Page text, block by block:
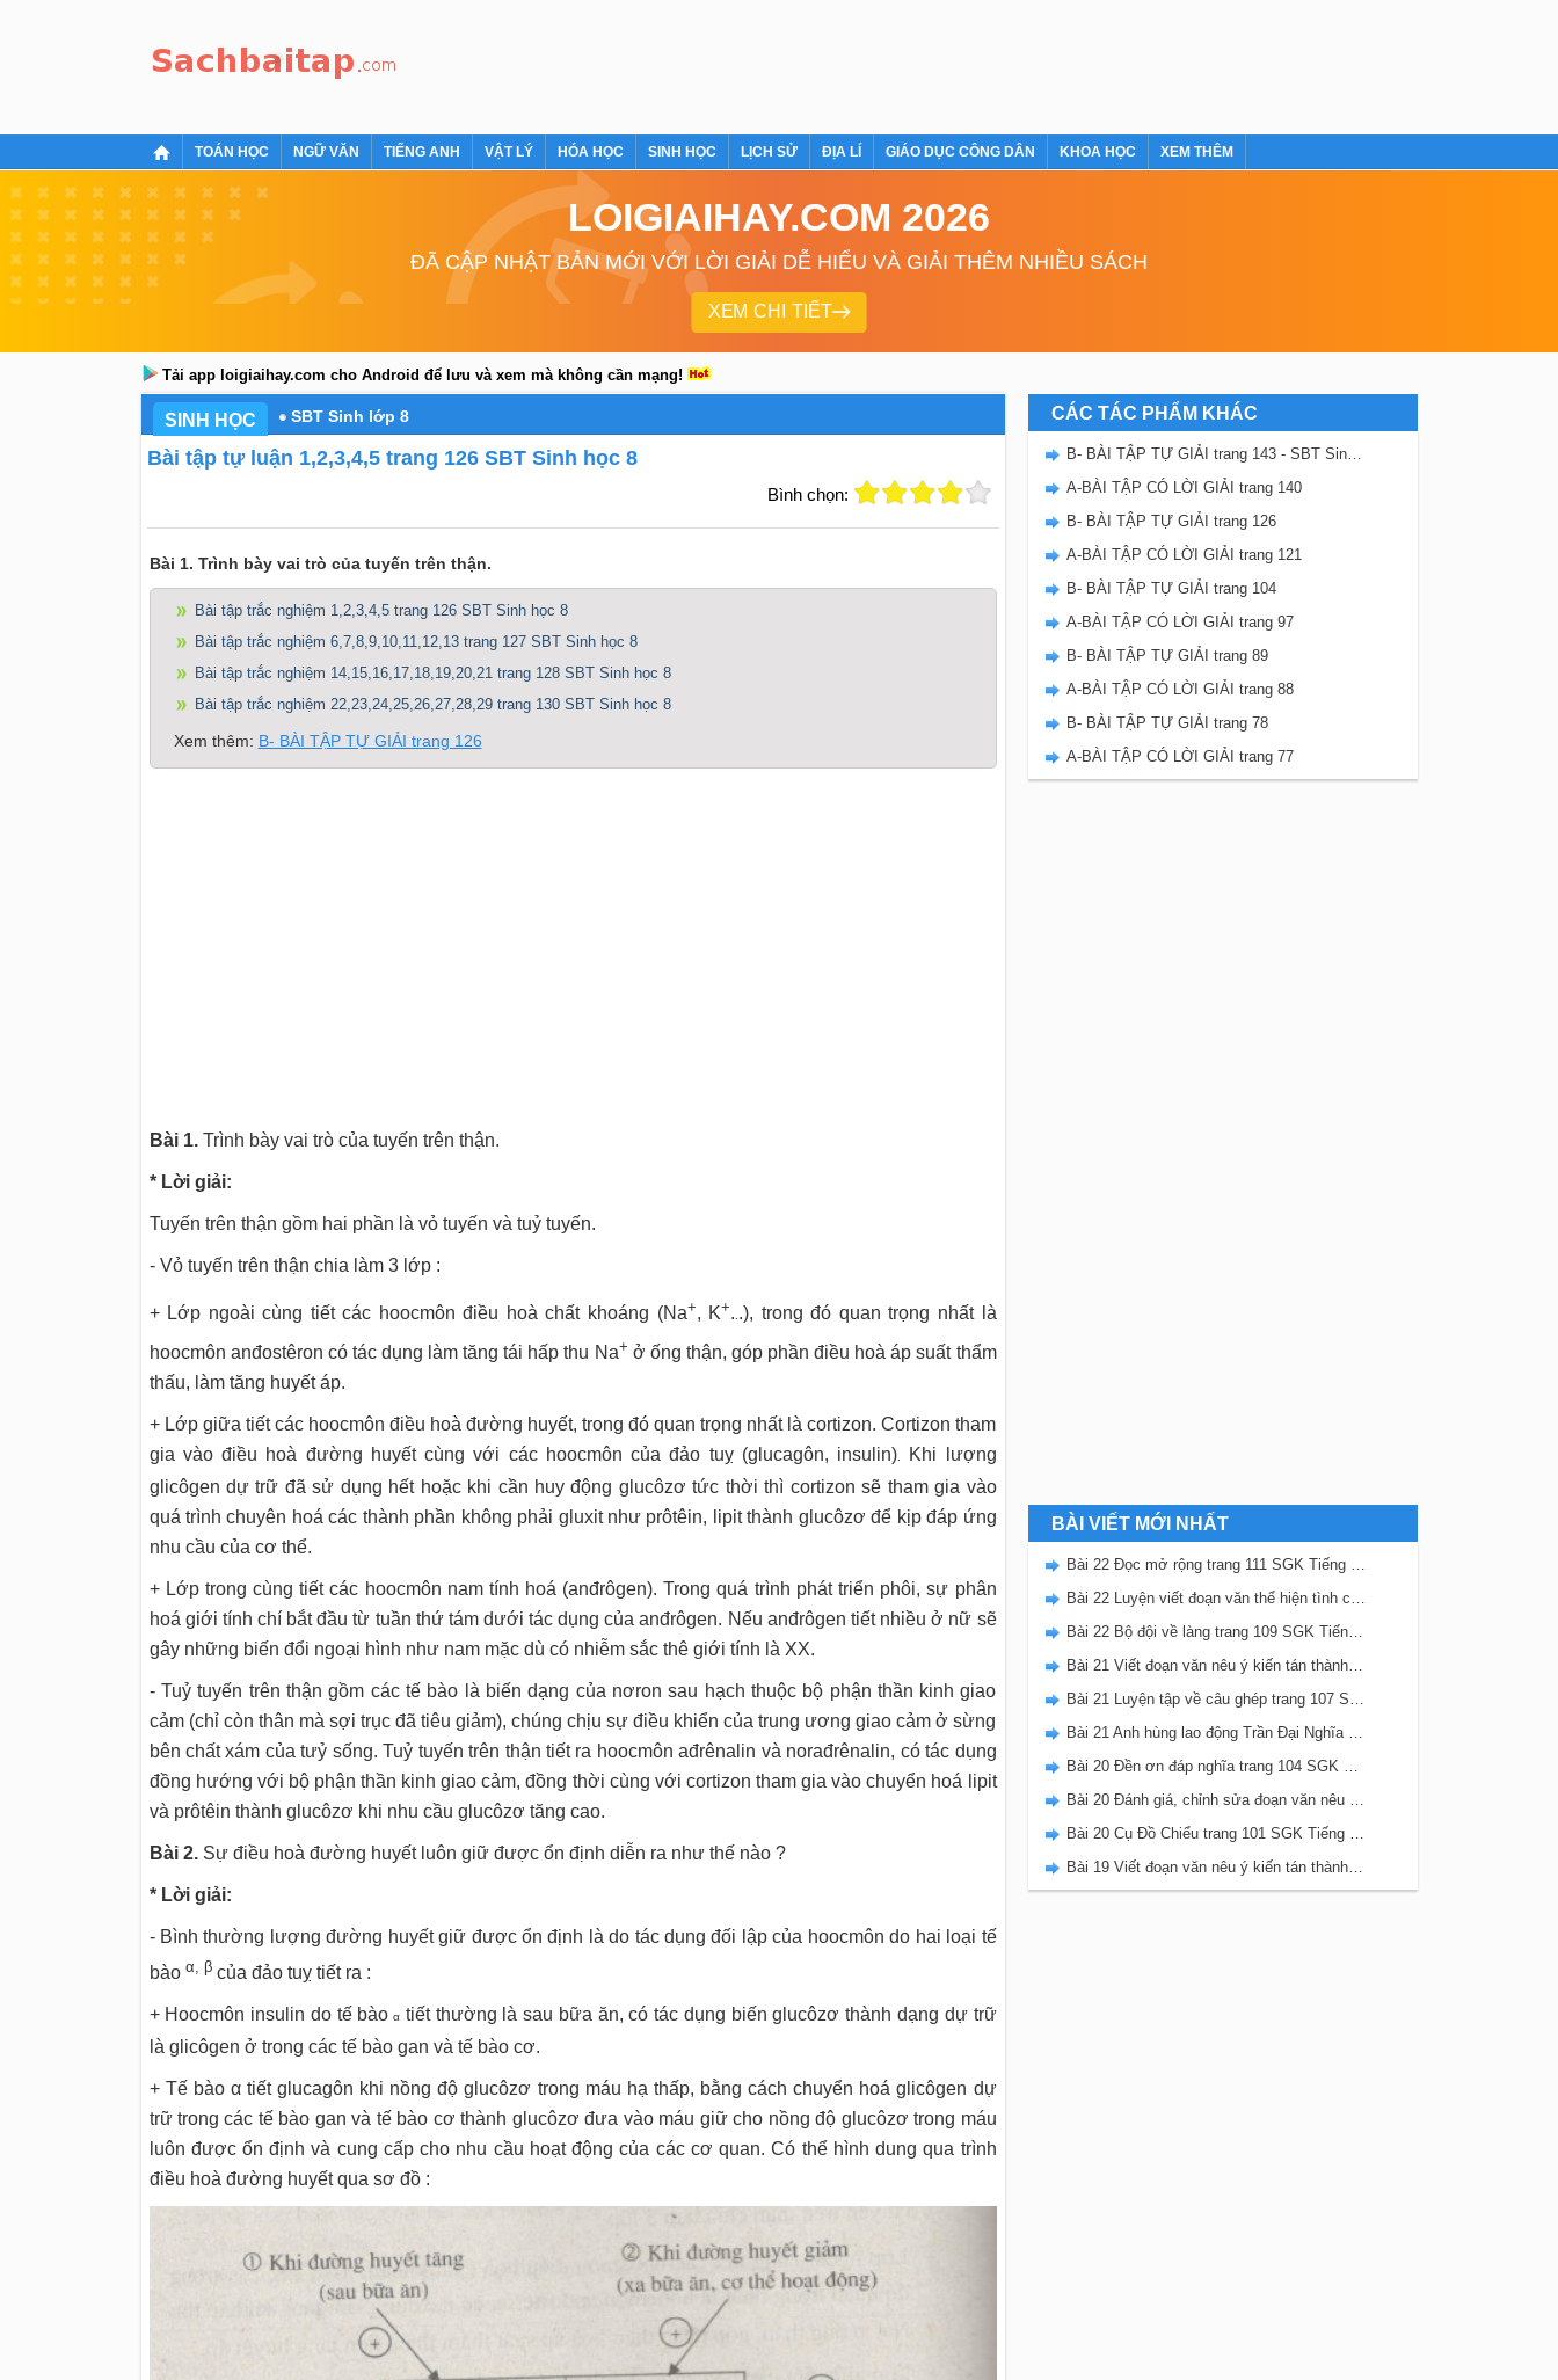
TOÁN HỌC NGỮ VĂN TIẾNG ANH VẬT LÝ HÓA HỌC SINH HỌC LỊCH SỬ ĐỊA LÍ GIÁO DỤC CÔNG DÂN KHOA HỌC XEM THÊM
LOIGIAIHAY.COM 2026
ĐÃ CẬP NHẬT BẢN MỚI VỚI LỜI GIẢI DỄ HIỂU VÀ GIẢI THÊM NHIỀU SÁCH
XEM CHI TIẾT
Tải app loigiaihay.com cho Android để lưu và xem mà không cần mạng!
SINH HỌC SBT Sinh lớp 8
Bài tập tự luận 1,2,3,4,5 trang 126 SBT Sinh học 8
Bình chọn:
Bài 1. Trình bày vai trò của tuyến trên thận.
Bài tập trắc nghiệm 1,2,3,4,5 trang 126 SBT Sinh học 8
Bài tập trắc nghiệm 6,7,8,9,10,11,12,13 trang 127 SBT Sinh học 8
Bài tập trắc nghiệm 14,15,16,17,18,19,20,21 trang 128 SBT Sinh học 8
Bài tập trắc nghiệm 22,23,24,25,26,27,28,29 trang 130 SBT Sinh học 8
Xem thêm: B- BÀI TẬP TỰ GIẢI trang 126
Bài 1.Trình bày vai trò của tuyến trên thận.
* Lời giải:
Tuyến trên thận gồm hai phần là vỏ tuyến và tuỷ tuyến.
- Vỏ tuyến trên thận chia làm 3 lớp :
+ Lớp ngoài cùng tiết các hoocmôn điều hoà chất khoáng (Na+, K+...), trong đó quan trọng nhất là
hoocmôn anđostêron có tác dụng làm tăng tái hấp thu Na+ ở ống thận, góp phần điều hoà áp suất thẩm
thấu, làm tăng huyết áp.
+ Lớp giữa tiết các hoocmôn điều hoà đường huyết, trong đó quan trọng nhất là cortizon. Cortizon tham
gia vào điều hoà đường huyết cùng với các hoocmôn của đảo tuỵ (glucagôn, insulin)
Khi lượng
glicôgen dự trữ đã sử dụng hết hoặc khi cần huy động glucôzơ tức thời thì cortizon sẽ tham gia vào
quá trình chuyên hoá các thành phần không phải gluxit như prôtêin, lipit thành glucôzơ để kịp đáp ứng
nhu cầu của cơ thể.
+ Lớp trong cùng tiết các hoocmôn nam tính hoá (anđrôgen). Trong quá trình phát triển phôi, sự phân
hoá giới tính chí bắt đầu từ tuần thứ tám dưới tác dụng của anđrôgen. Nếu anđrôgen tiết nhiều ở nữ sẽ
gây những biến đổi ngoại hình như nam mặc dù có nhiễm sắc thê giới tính là XX.
- Tuỷ tuyến trên thận gồm các tế bào là biến dạng của nơron sau hạch thuộc bộ phận thần kinh giao
cảm (chỉ còn thân mà sợi trục đã tiêu giảm), chúng chịu sự điều khiển của trung ương giao cảm ở sừng
bên chất xám của tưỷ sống. Tuỷ tuyến trên thận tiết ra hoocmôn ađrênalin và norađrênalin, có tác dụng
đồng hướng với bộ phận thần kinh giao cảm, đồng thời cùng với cortizon tham gia vào chuyển hoá lipit
và prôtêin thành glucôzơ khi nhu cầu glucôzơ tăng cao.
Bài 2.Sự điều hoà đường huyết luôn giữ được ổn định diễn ra như thế nào ?
* Lời giải:
- Bình thường lượng đường huyết giữ được ổn định là do tác dụng đối lập của hoocmôn do hai loại tế
bào α, β của đảo tuỵ tiết ra :
+ Hoocmôn insulin do tế bào α tiết thường là sau bữa ăn, có tác dụng biến glucôzơ thành dạng dự trữ
là glicôgen ở trong các tế bào gan và tế bào cơ.
+ Tế bào αtiết glucagôn khi nồng độ glucôzơ trong máu hạ thấp, bằng cách chuyển hoá glicôgen dự
trữ trong các tế bào gan và tế bào cơ thành glucôzơ đưa vào máu giữ cho nồng độ glucôzơ trong máu
luôn được ổn định và cung cấp cho nhu cầu hoạt động của các cơ quan. Có thể hình dung qua trình
điều hoà đường huyết qua sơ đồ :
CÁC TÁC PHẨM KHÁC
B- BÀI TẬP TỰ GIẢI trang 143 - SBT Sinh học 8
A-BÀI TẬP CÓ LỜI GIẢI trang 140
B- BÀI TẬP TỰ GIẢI trang 126
A-BÀI TẬP CÓ LỜI GIẢI trang 121
B- BÀI TẬP TỰ GIẢI trang 104
A-BÀI TẬP CÓ LỜI GIẢI trang 97
B- BÀI TẬP TỰ GIẢI trang 89
A-BÀI TẬP CÓ LỜI GIẢI trang 88
B- BÀI TẬP TỰ GIẢI trang 78
A-BÀI TẬP CÓ LỜI GIẢI trang 77
BÀI VIẾT MỚI NHẤT
Bài 22 Đọc mở rộng trang 111 SGK Tiếng Việt 5 Kết nối tri thức tập 2
Bài 22 Luyện viết đoạn văn thể hiện tình cảm, cảm xúc về một sự việc trang 111 SGK Tiếng Việt 5 Kết nối tri thức tập 2
Bài 22 Bộ đội về làng trang 109 SGK Tiếng Việt 5 Kết nối tri thức tập 2
Bài 21 Viết đoạn văn nêu ý kiến tán thành một sự việc, hiện tượng (Bài viết số 2) trang 108 SGK Tiếng Việt 5 Kết nối tri thức tập 2
Bài 21 Luyện tập về câu ghép trang 107 SGK Tiếng Việt 5 Kết nối tri thức tập 2
Bài 21 Anh hùng lao động Trần Đại Nghĩa trang 106 SGK Tiếng Việt 5 Kết nối tri thức tập 2
Bài 20 Đền ơn đáp nghĩa trang 104 SGK Tiếng Việt 5 Kết nối tri thức tập 2
Bài 20 Đánh giá, chỉnh sửa đoạn văn nêu ý kiến tán thành một sự vật, hiện tượng trang 103 SGK Tiếng Việt 5 Kết nối tri thức tập 2
Bài 20 Cụ Đồ Chiểu trang 101 SGK Tiếng Việt 5 Kết nối tri thức tập 2
Bài 19 Viết đoạn văn nêu ý kiến tán thành một sự việc, hiện tượng (Bài viết số 1) trang 100 SGK Tiếng Việt 5 Kết nối tri thức tập 2